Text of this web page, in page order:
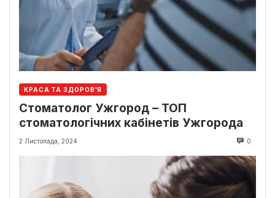
КРАСА ТА ЗДОРОВ'Я
Стоматолог Ужгород – ТОП
стоматологічних кабінетів Ужгорода
2 Листопада, 2024 0